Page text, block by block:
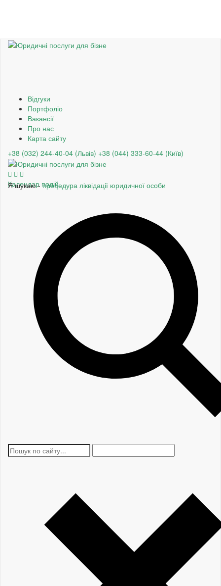
Відгуки
Портфоліо
Вакансії
Про нас
Карта сайту
+38 (032) 244-40-04 (Львів) +38 (044) 333-60-44 (Київ)
Календар подій
Я шукаю -процедура ліквідації юридичної особи